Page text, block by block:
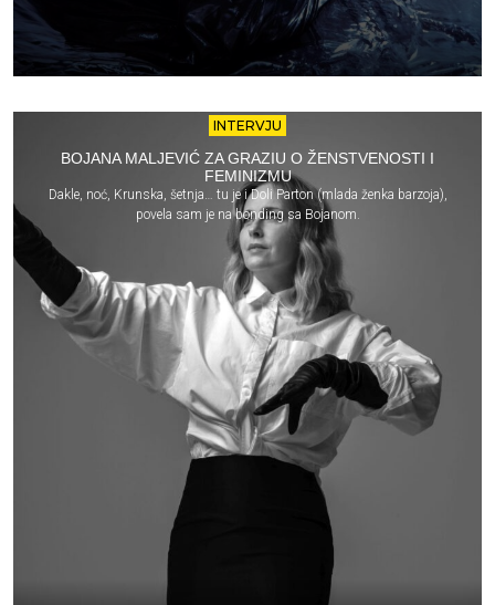
INTERVJU
BOJANA MALJEVIĆ ZA GRAZIU O ŽENSTVENOSTI I
FEMINIZMU
Dakle, noć, Krunska, šetnja… tu je i Doli Parton (mlada ženka barzoja),
povela sam je na bonding sa Bojanom.